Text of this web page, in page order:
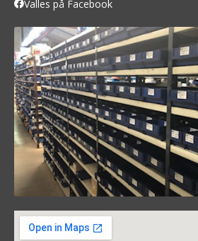
Valles på Facebook